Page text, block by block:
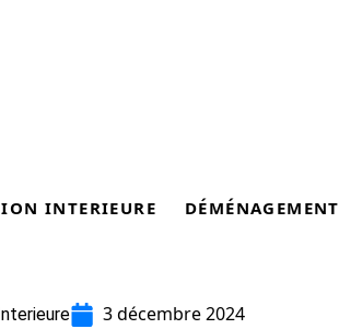
INTERIEURE DÉMÉNAGEMENT
3 décembre 2024